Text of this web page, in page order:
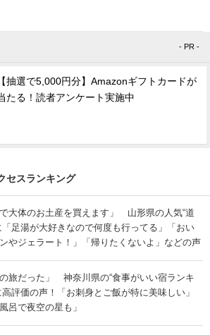
- PR -
【抽選で5,000円分】Amazonギフトカードが
たる！読者アンケート実施中
セスランキング
で大体のお土産を買えます」 山形県の人気“道
「足湯が大好きなので何度も行ってる」「おい
やジェラート！」「帰りたくないよ」などの声
の旅だった」 神奈川県の“食事がいい宿ランキ
高評価の声！「お刺身とご飯が特に美味しい」
呂で夜空の星も」